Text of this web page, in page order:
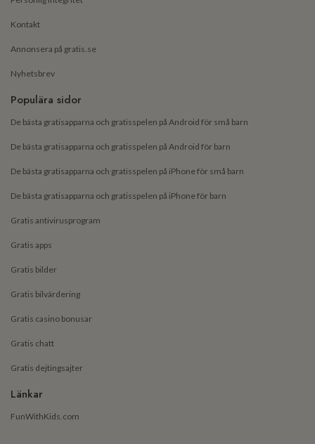
Kontakt
Annonsera på gratis.se
Nyhetsbrev
Populära sidor
De bästa gratisapparna och gratisspelen på Android för små barn
De bästa gratisapparna och gratisspelen på Android för barn
De bästa gratisapparna och gratisspelen på iPhone för små barn
De bästa gratisapparna och gratisspelen på iPhone för barn
Gratis antivirusprogram
Gratis apps
Gratis bilder
Gratis bilvärdering
Gratis casino bonusar
Gratis chatt
Gratis dejtingsajter
Länkar
FunWithKids.com